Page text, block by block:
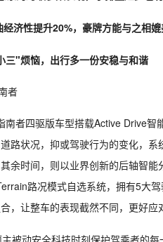
济性提升20%，豪牌方能与之相
三"烦恼，出行多一份安稳与和谐
南者四驱版车型搭载Active Drive
路状况，抑或驾驶行为的变化，
余时间，则以业界创新的后轴智
路况模式自选系统，拥有5大
，让整车的表现截然不同，更好应
被动安全科技时刻保护驾乘者的